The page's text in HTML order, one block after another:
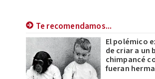
Te recomendamos...
El polémico
de criar a un
chimpancé
fueran